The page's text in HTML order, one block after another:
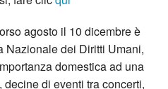
agosto il 10 dicembre è
Nazionale dei Diritti Umani,
domestica ad una
di eventi tra concerti,